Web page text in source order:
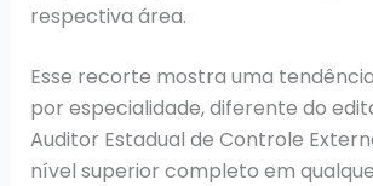
respectiva área.
Esse recorte mostra uma
por especialidade, diferente do
Auditor Estadual de Controle
nível superior completo em